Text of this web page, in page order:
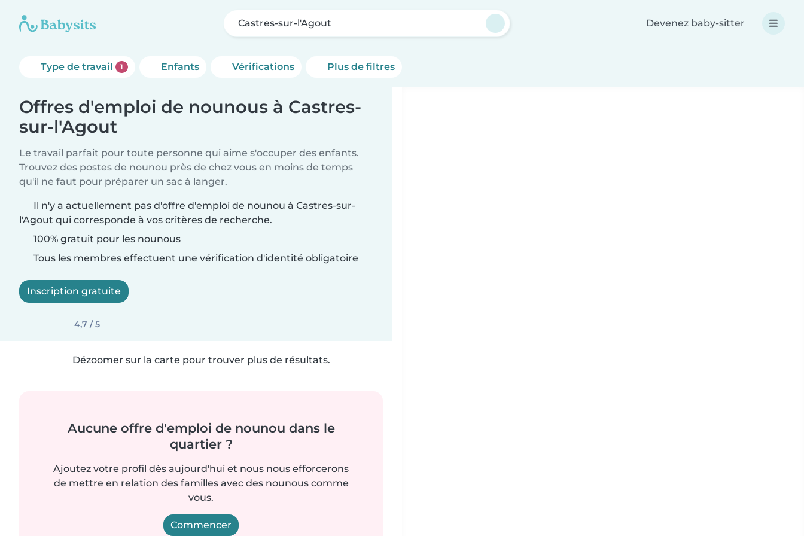
Castres-sur-l'Agout Devenez baby-sitter
Type de travail 1 Enfants Vérifications Plus de filtres
Offres d'emploi de nounous à Castres-
sur-l'Agout
Le travail parfait pour toute personne qui aime s'occuper des enfants.
Trouvez des postes de nounou près de chez vous en moins de temps
qu'il ne faut pour préparer un sac à langer.
Il n'y a actuellement pas d'offre d'emploi de nounou à Castres-sur-
l'Agout qui corresponde à vos critères de recherche.
100% gratuit pour les nounous
Tous les membres effectuent une vérification d'identité obligatoire
Inscription gratuite
4,7 / 5
Dézoomer sur la carte pour trouver plus de résultats.
Aucune offre d'emploi de nounou dans le
quartier ?
Ajoutez votre profil dès aujourd'hui et nous nous efforcerons
de mettre en relation des familles avec des nounous comme
vous.
Commencer